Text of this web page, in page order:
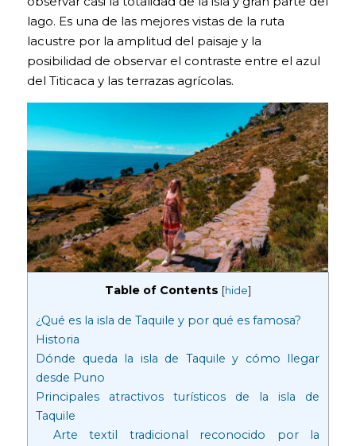
lago. Es una de las mejores vistas de la ruta
lacustre por la amplitud del paisaje y la
posibilidad de observar el contraste entre el azul
del Titicaca y las terrazas agrícolas.
Table of Contents [hide]
¿Qué es la isla de Taquile y por qué es famosa?
Historia
Dónde queda la isla de Taquile y cómo llegar
desde Puno
Principales atractivos turísticos de la isla de
Taquile
Arte textil tradicional reconocido por la